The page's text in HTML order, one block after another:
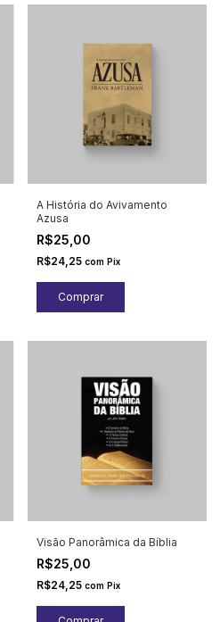
A História do Avivamento
Azusa
R$25,00
R$24,25 com Pix
Visão Panorâmica da Bíblia
R$25,00
R$24,25 com Pix